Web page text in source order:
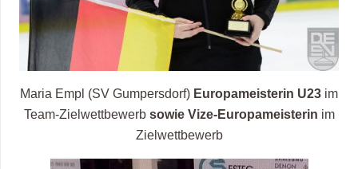
Maria Empl (SV Gumpersdorf) Europameisterin U23 im
Team-Zielwettbewerb sowie Vize-Europameisterin im
Zielwettbewerb